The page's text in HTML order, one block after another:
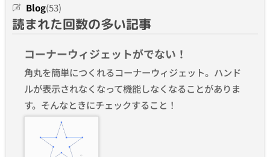
Blog(53)
読まれた回数の多い記事
コーナーウィジェットがでない！
角丸を簡単につくれるコーナーウィジェット。ハンド
ルが表示されなくなって機能しなくなることがありま
す。そんなときにチェックすること！